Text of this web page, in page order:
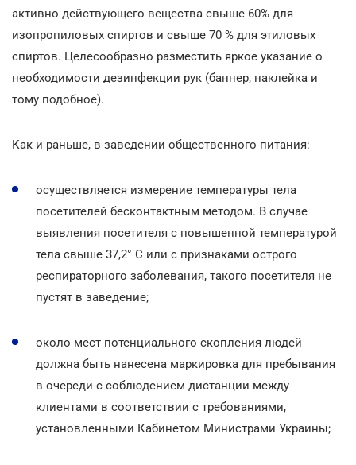
активно действующего вещества свыше 60% для
изопропиловых спиртов и свыше 70 % для этиловых
спиртов. Целесообразно разместить яркое указание о
необходимости дезинфекции рук (баннер, наклейка и
тому подобное).
Как и раньше, в заведении общественного питания:
осуществляется измерение температуры тела
посетителей бесконтактным методом. В случае
выявления посетителя с повышенной температурой
тела свыше 37,2° C или с признаками острого
респираторного заболевания, такого посетителя не
пустят в заведение;
около мест потенциального скопления людей
должна быть нанесена маркировка для пребывания
в очереди с соблюдением дистанции между
клиентами в соответствии с требованиями,
установленными Кабинетом Министрами Украины;